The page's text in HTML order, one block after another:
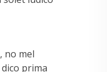
no mel
prima